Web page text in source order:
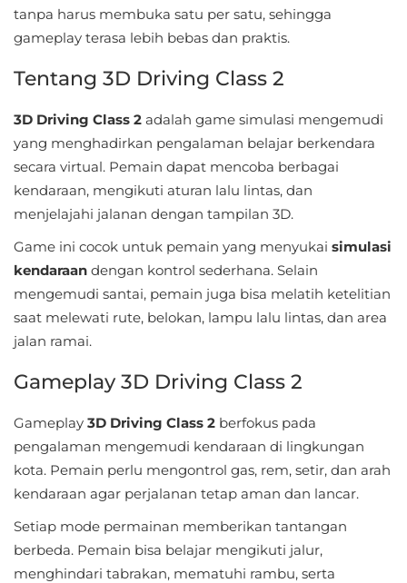
Playing
Shooting
Simulation
Standalone
Story-
Driven
Word
Apps
Art
&
Design
tanpa harus membuka satu per satu, sehingga
gameplay terasa lebih bebas dan praktis.
Tentang 3D Driving Class 2
3D Driving Class 2 adalah game simulasi mengemudi
yang menghadirkan pengalaman belajar berkendara
secara virtual. Pemain dapat mencoba berbagai
kendaraan, mengikuti aturan lalu lintas, dan
menjelajahi jalanan dengan tampilan 3D.
Game ini cocok untuk pemain yang menyukai simulasi
kendaraan dengan kontrol sederhana. Selain
mengemudi santai, pemain juga bisa melatih ketelitian
saat melewati rute, belokan, lampu lalu lintas, dan area
jalan ramai.
Gameplay 3D Driving Class 2
Gameplay 3D Driving Class 2 berfokus pada
pengalaman mengemudi kendaraan di lingkungan
kota. Pemain perlu mengontrol gas, rem, setir, dan arah
kendaraan agar perjalanan tetap aman dan lancar.
Setiap mode permainan memberikan tantangan
berbeda. Pemain bisa belajar mengikuti jalur,
menghindari tabrakan, mematuhi rambu, serta